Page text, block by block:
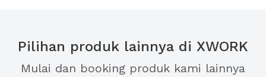
Pilihan produk lainnya di XWORK
Mulai dan booking produk kami lainnya